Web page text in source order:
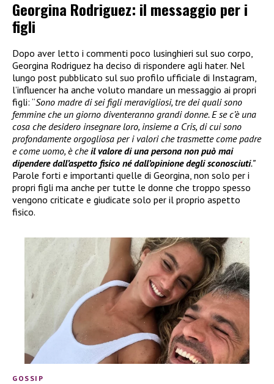
Georgina Rodriguez: il messaggio per i
figli
Dopo aver letto i commenti poco lusinghieri sul suo corpo,
Georgina Rodriguez ha deciso di rispondere agli hater. Nel
lungo post pubblicato sul suo profilo ufficiale di Instagram,
l’influencer ha anche voluto mandare un messaggio ai propri
figli: “Sono madre di sei figli meravigliosi, tre dei quali sono
femmine che un giorno diventeranno grandi donne. E se c’è una
cosa che desidero insegnare loro, insieme a Cris, di cui sono
profondamente orgogliosa per i valori che trasmette come padre
e come uomo, è cheil valore di una persona non può mai
dipendere dall’aspetto fisico né dall’opinione degli sconosciuti.”
Parole forti e importanti quelle di Georgina, non solo per i
propri figli ma anche per tutte le donne che troppo spesso
vengono criticate e giudicate solo per il proprio aspetto
fisico.
GOSSIP